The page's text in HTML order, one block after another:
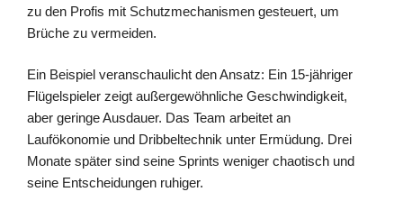
zu den Profis mit Schutzmechanismen gesteuert, um
Brüche zu vermeiden.
Ein Beispiel veranschaulicht den Ansatz: Ein 15-jähriger
Flügelspieler zeigt außergewöhnliche Geschwindigkeit,
aber geringe Ausdauer. Das Team arbeitet an
Laufökonomie und Dribbeltechnik unter Ermüdung. Drei
Monate später sind seine Sprints weniger chaotisch und
seine Entscheidungen ruhiger.